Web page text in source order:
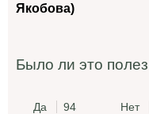
Якобова)
Было ли это
Да 94 Нет